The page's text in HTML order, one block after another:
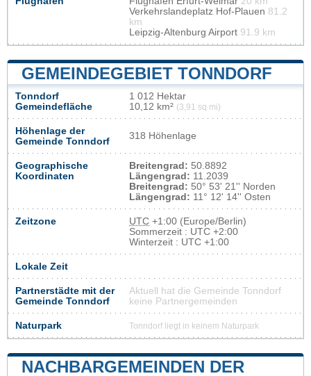
Verkehrslandeplatz Hof-Plauen 81.2
km
Leipzig-Altenburg Airport 91.9 km
GEMEINDEGEBIET TONNDORF
Tonndorf
Gemeindefläche
1 012 Hektar
10,12 km² (3,91 sq mi)
Höhenlage der
Gemeinde Tonndorf
318 Höhenlage
Geographische
Koordinaten
Breitengrad: 50.8892
Längengrad: 11.2039
Breitengrad: 50° 53' 21'' Norden
Längengrad: 11° 12' 14'' Osten
Zeitzone UTC +1:00 (Europe/Berlin)
Sommerzeit : UTC +2:00
Winterzeit : UTC +1:00
Lokale Zeit
Partnerstädte mit der
Gemeinde Tonndorf
Aktuell hat die Gemeinde Tonndorf
keine Partnergemeinden
Naturpark Tonndorf liegt in keinem Naturpark
NACHBARGEMEINDEN DER